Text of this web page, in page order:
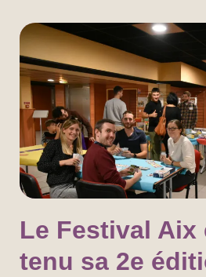
Le Festival Aix
tenu sa 2e